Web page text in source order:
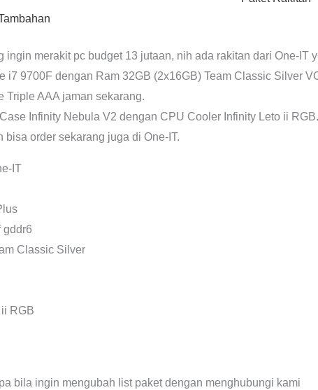
ingin merakit pc budget 13 jutaan, nih ada rakitan dari One-IT
i7 9700F dengan Ram 32GB (2x16GB) Team Classic Silver
Triple AAA jaman sekarang.
Infinity Nebula V2 dengan CPU Cooler Infinity Leto ii RGB.
bisa order sekarang juga di One-IT.
IT
gddr6
Classic Silver
RGB
bila ingin mengubah list paket dengan menghubungi kami